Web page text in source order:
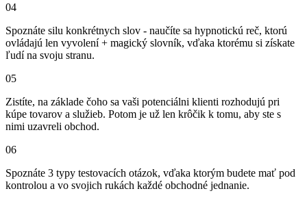
04
Spoznáte silu konkrétnych slov - naučíte sa hypnotickú reč, ktorú
ovládajú len vyvolení + magický slovník, vďaka ktorému si získate
ľudí na svoju stranu.
05
Zistíte, na základe čoho sa vaši potenciálni klienti rozhodujú pri
kúpe tovarov a služieb. Potom je už len krôčik k tomu, aby ste s
nimi uzavreli obchod.
06
Spoznáte 3 typy testovacích otázok, vďaka ktorým budete mať pod
kontrolou a vo svojich rukách každé obchodné jednanie.